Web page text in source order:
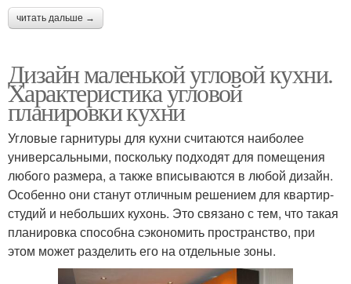
читать дальше →
Дизайн маленькой угловой кухни.
Характеристика угловой
планировки кухни
Угловые гарнитуры для кухни считаются наиболее
универсальными, поскольку подходят для помещения
любого размера, а также вписываются в любой дизайн.
Особенно они станут отличным решением для квартир-
студий и небольших кухонь. Это связано с тем, что такая
планировка способна сэкономить пространство, при
этом может разделить его на отдельные зоны.